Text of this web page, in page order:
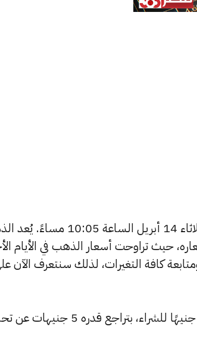
يبحث الكثيرون عن سعر الذهب اليوم في مصر بتاريخ الثلاثاء 14 أبريل
حيث تراوحت أسعار الذهب في الأيام
دائم ومتابعة كافة التغيرات، لذلك سنتعرف الآن
تراجع سعر عيار 24 ليسجل 8210 جنيهًا للبيع و8130 جنيهًا للشراء،